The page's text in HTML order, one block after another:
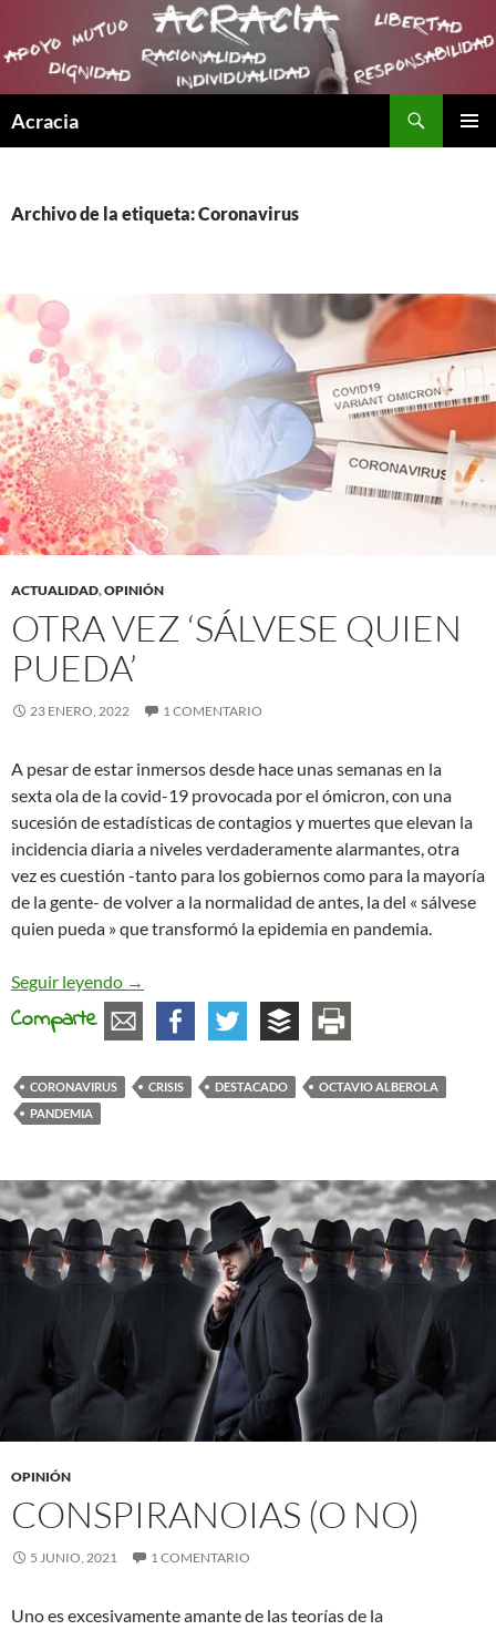
Acracia
Archivo de la etiqueta: Coronavirus
ACTUALIDAD,OPINIÓN
OTRA VEZ ‘SÁLVESE QUIEN
PUEDA’
23 ENERO, 2022 1 COMENTARIO
A pesar de estar inmersos desde hace unas semanas en la
sexta ola de la covid-19 provocada por el ómicron, con una
sucesión de estadísticas de contagios y muertes que elevan la
incidencia diaria a niveles verdaderamente alarmantes, otra
vez es cuestión -tanto para los gobiernos como para la mayoría
de la gente- de volver a la normalidad de antes, la del « sálvese
quien pueda » que transformó la epidemia en pandemia.
Seguir leyendo Otra vez ‘sálvese quien pueda’
→
Comparte
CORONAVIRUS CRISIS DESTACADO
OCTAVIO ALBEROLA
PANDEMIA
OPINIÓN
CONSPIRANOIAS (O NO)
5 JUNIO, 2021 1 COMENTARIO
Uno es excesivamente amante de las teorías de la